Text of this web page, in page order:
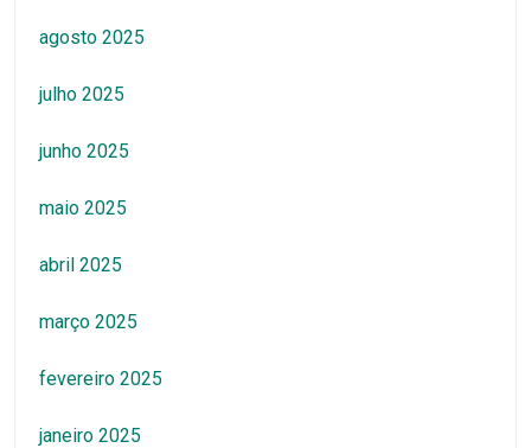
agosto 2025
julho 2025
junho 2025
maio 2025
abril 2025
março 2025
fevereiro 2025
janeiro 2025